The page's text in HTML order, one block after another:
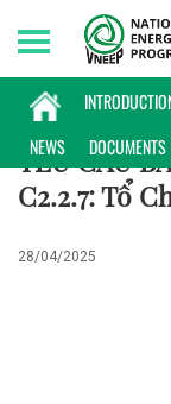
NEWS
DOCUMENTS
Sunday, 09/08/2026 |
YÊU CẦU
C2.2.7: Tổ
28/04/2025